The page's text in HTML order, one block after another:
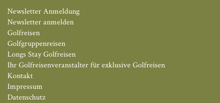
Newsletter Anmeldung
Newsletter anmelden
Golfreisen
Golfgruppenreisen
Longs Stay Golfreisen
Ihr Golfreisenveranstalter für exklusive Golfreisen
Kontakt
Impressum
Datenschutz